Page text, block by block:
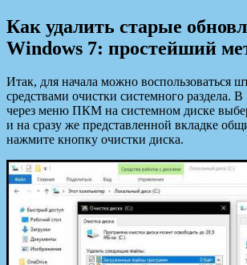
Как удалить старые
Windows 7: простейший
Итак, для начала можно воспользоваться
средствами очистки системного раздела.
через меню ПКМ на системном диске
и на сразу же представленной вкладке
нажмите кнопку очистки диска.